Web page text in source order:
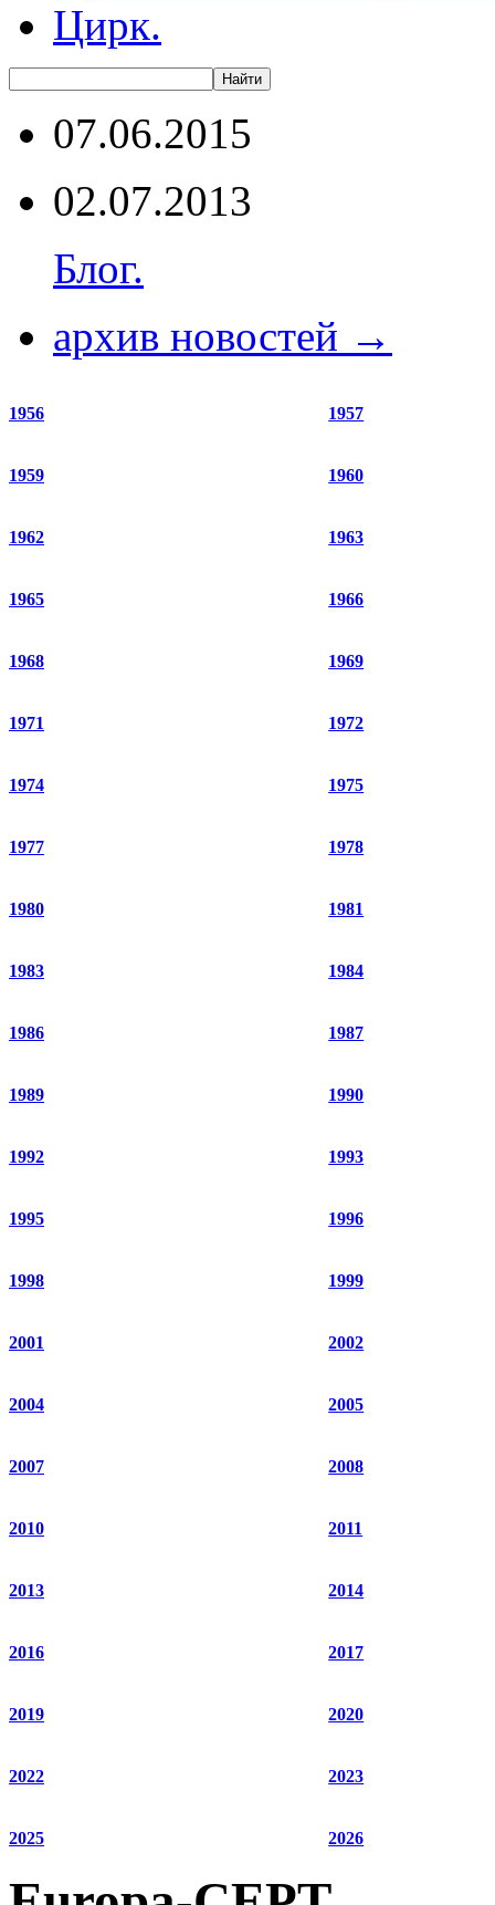
Цирк.
07.06.2015
02.07.2013
Блог.
архив новостей →
1956 1957
1959 1960
1962 1963
1965 1966
1968 1969
1971 1972
1974 1975
1977 1978
1980 1981
1983 1984
1986 1987
1989 1990
1992 1993
1995 1996
1998 1999
2001 2002
2004 2005
2007 2008
2010 2011
2013 2014
2016 2017
2019 2020
2022 2023
2025 2026